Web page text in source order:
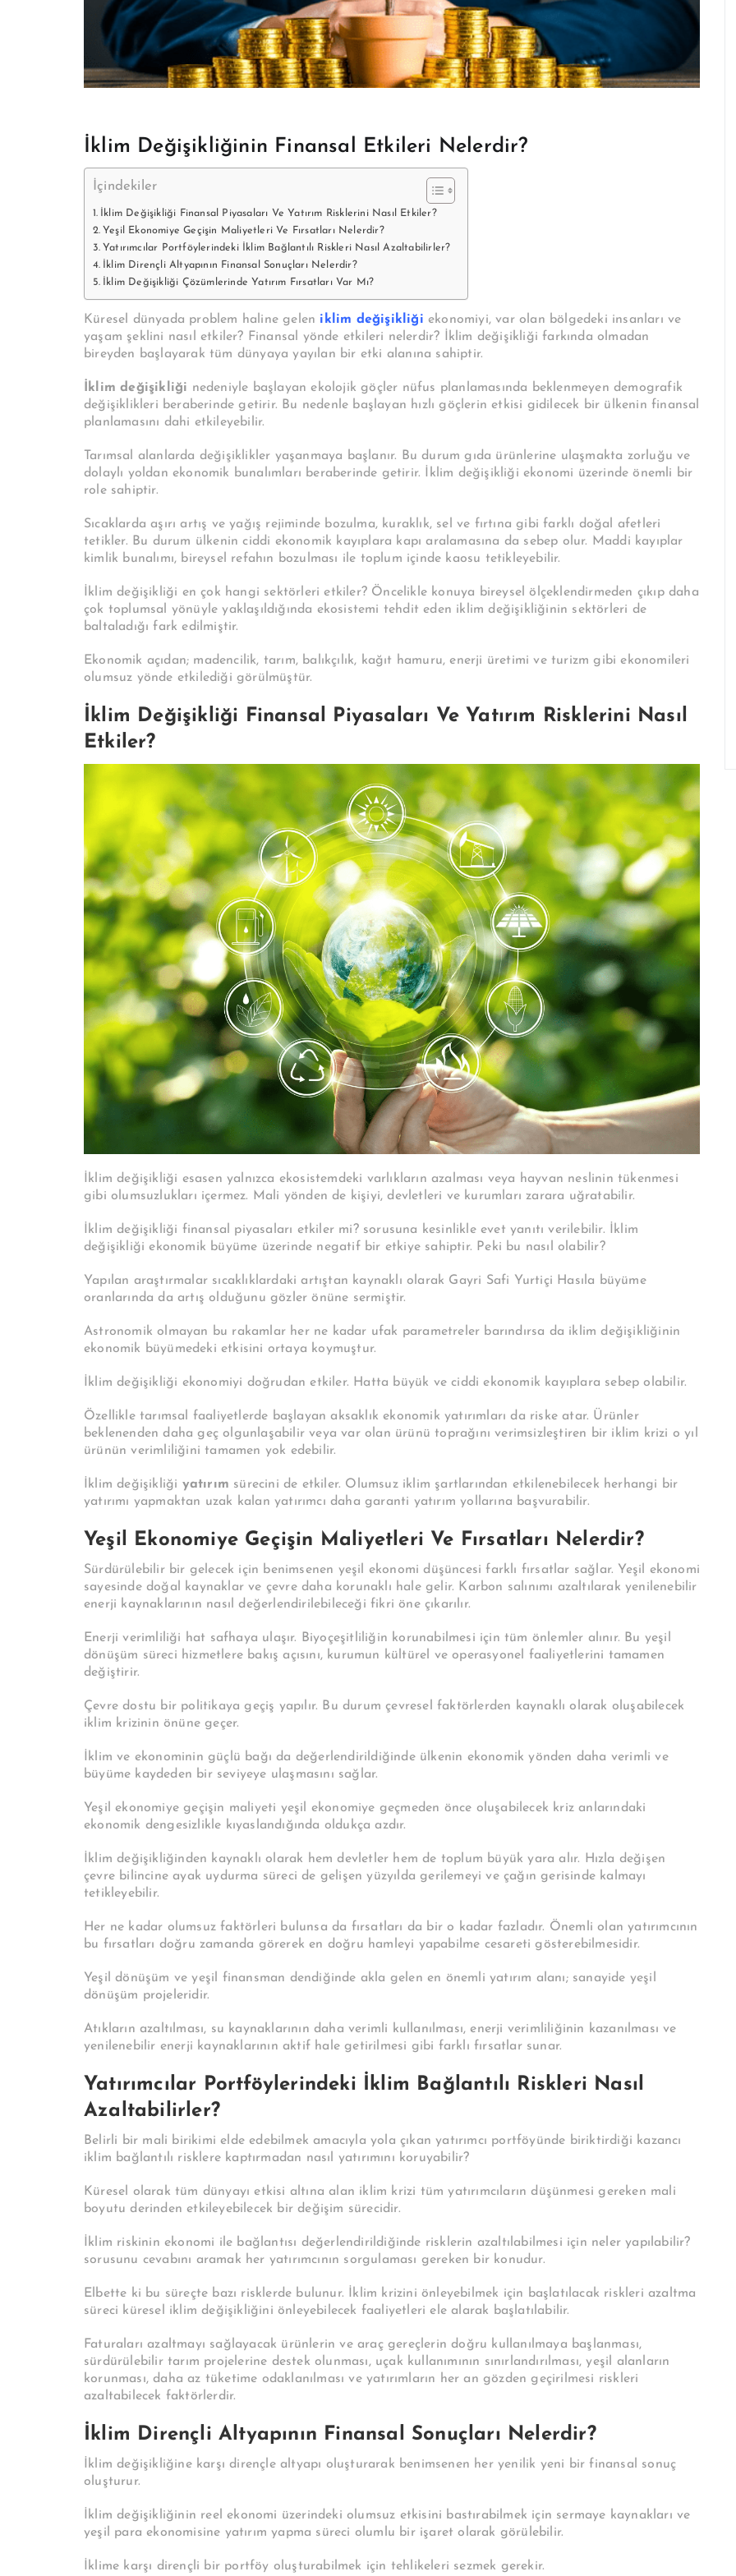
İklim Değişikliğinin Finansal Etkileri Nelerdir?
İçindekiler
İklim Değişikliği Finansal Piyasaları Ve Yatırım Risklerini Nasıl Etkiler?
Yeşil Ekonomiye Geçişin Maliyetleri Ve Fırsatları Nelerdir?
Yatırımcılar Portföylerindeki İklim Bağlantılı Riskleri Nasıl Azaltabilirler?
İklim Dirençli Altyapının Finansal Sonuçları Nelerdir?
İklim Değişikliği Çözümlerinde Yatırım Fırsatları Var Mı?
Küresel dünyada problem haline gelen iklim değişikliği ekonomiyi, var olan bölgedeki insanları ve
yaşam şeklini nasıl etkiler? Finansal yönde etkileri nelerdir? İklim değişikliği farkında olmadan
bireyden başlayarak tüm dünyaya yayılan bir etki alanına sahiptir.
İklim değişikliği nedeniyle başlayan ekolojik göçler nüfus planlamasında beklenmeyen demografik
değişiklikleri beraberinde getirir. Bu nedenle başlayan hızlı göçlerin etkisi gidilecek bir ülkenin finansal
planlamasını dahi etkileyebilir.
Tarımsal alanlarda değişiklikler yaşanmaya başlanır. Bu durum gıda ürünlerine ulaşmakta zorluğu ve
dolaylı yoldan ekonomik bunalımları beraberinde getirir. İklim değişikliği ekonomi üzerinde önemli bir
role sahiptir.
Sıcaklarda aşırı artış ve yağış rejiminde bozulma, kuraklık, sel ve fırtına gibi farklı doğal afetleri
tetikler. Bu durum ülkenin ciddi ekonomik kayıplara kapı aralamasına da sebep olur. Maddi kayıplar
kimlik bunalımı, bireysel refahın bozulması ile toplum içinde kaosu tetikleyebilir.
İklim değişikliği en çok hangi sektörleri etkiler? Öncelikle konuya bireysel ölçeklendirmeden çıkıp daha
çok toplumsal yönüyle yaklaşıldığında ekosistemi tehdit eden iklim değişikliğinin sektörleri de
baltaladığı fark edilmiştir.
Ekonomik açıdan; madencilik, tarım, balıkçılık, kağıt hamuru, enerji üretimi ve turizm gibi ekonomileri
olumsuz yönde etkilediği görülmüştür.
İklim Değişikliği Finansal Piyasaları Ve Yatırım Risklerini Nasıl
Etkiler?
İklim değişikliği esasen yalnızca ekosistemdeki varlıkların azalması veya hayvan neslinin tükenmesi
gibi olumsuzlukları içermez. Mali yönden de kişiyi, devletleri ve kurumları zarara uğratabilir.
İklim değişikliği finansal piyasaları etkiler mi? sorusuna kesinlikle evet yanıtı verilebilir. İklim
değişikliği ekonomik büyüme üzerinde negatif bir etkiye sahiptir. Peki bu nasıl olabilir?
Yapılan araştırmalar sıcaklıklardaki artıştan kaynaklı olarak Gayri Safi Yurtiçi Hasıla büyüme
oranlarında da artış olduğunu gözler önüne sermiştir.
Astronomik olmayan bu rakamlar her ne kadar ufak parametreler barındırsa da iklim değişikliğinin
ekonomik büyümedeki etkisini ortaya koymuştur.
İklim değişikliği ekonomiyi doğrudan etkiler. Hatta büyük ve ciddi ekonomik kayıplara sebep olabilir.
Özellikle tarımsal faaliyetlerde başlayan aksaklık ekonomik yatırımları da riske atar. Ürünler
beklenenden daha geç olgunlaşabilir veya var olan ürünü toprağını verimsizleştiren bir iklim krizi o yıl
ürünün verimliliğini tamamen yok edebilir.
İklim değişikliği yatırım sürecini de etkiler. Olumsuz iklim şartlarından etkilenebilecek herhangi bir
yatırımı yapmaktan uzak kalan yatırımcı daha garanti yatırım yollarına başvurabilir.
Yeşil Ekonomiye Geçişin Maliyetleri Ve Fırsatları Nelerdir?
Sürdürülebilir bir gelecek için benimsenen yeşil ekonomi düşüncesi farklı fırsatlar sağlar. Yeşil ekonomi
sayesinde doğal kaynaklar ve çevre daha korunaklı hale gelir. Karbon salınımı azaltılarak yenilenebilir
enerji kaynaklarının nasıl değerlendirilebileceği fikri öne çıkarılır.
Enerji verimliliği hat safhaya ulaşır. Biyoçeşitliliğin korunabilmesi için tüm önlemler alınır. Bu yeşil
dönüşüm süreci hizmetlere bakış açısını, kurumun kültürel ve operasyonel faaliyetlerini tamamen
değiştirir.
Çevre dostu bir politikaya geçiş yapılır. Bu durum çevresel faktörlerden kaynaklı olarak oluşabilecek
iklim krizinin önüne geçer.
İklim ve ekonominin güçlü bağı da değerlendirildiğinde ülkenin ekonomik yönden daha verimli ve
büyüme kaydeden bir seviyeye ulaşmasını sağlar.
Yeşil ekonomiye geçişin maliyeti yeşil ekonomiye geçmeden önce oluşabilecek kriz anlarındaki
ekonomik dengesizlikle kıyaslandığında oldukça azdır.
İklim değişikliğinden kaynaklı olarak hem devletler hem de toplum büyük yara alır. Hızla değişen
çevre bilincine ayak uydurma süreci de gelişen yüzyılda gerilemeyi ve çağın gerisinde kalmayı
tetikleyebilir.
Her ne kadar olumsuz faktörleri bulunsa da fırsatları da bir o kadar fazladır. Önemli olan yatırımcının
bu fırsatları doğru zamanda görerek en doğru hamleyi yapabilme cesareti gösterebilmesidir.
Yeşil dönüşüm ve yeşil finansman dendiğinde akla gelen en önemli yatırım alanı; sanayide yeşil
dönüşüm projeleridir.
Atıkların azaltılması, su kaynaklarının daha verimli kullanılması, enerji verimliliğinin kazanılması ve
yenilenebilir enerji kaynaklarının aktif hale getirilmesi gibi farklı fırsatlar sunar.
Yatırımcılar Portföylerindeki İklim Bağlantılı Riskleri Nasıl
Azaltabilirler?
Belirli bir mali birikimi elde edebilmek amacıyla yola çıkan yatırımcı portföyünde biriktirdiği kazancı
iklim bağlantılı risklere kaptırmadan nasıl yatırımını koruyabilir?
Küresel olarak tüm dünyayı etkisi altına alan iklim krizi tüm yatırımcıların düşünmesi gereken mali
boyutu derinden etkileyebilecek bir değişim sürecidir.
klim riskinin ekonomi ile bağlantısı değerlendirildiğinde risklerin azaltılabilmesi için neler yapılabilir?
sorusunu cevabını aramak her yatırımcının sorgulaması gereken bir konudur.
Elbette ki bu süreçte bazı risklerde bulunur. İklim krizini önleyebilmek için başlatılacak riskleri azaltma
süreci küresel iklim değişikliğini önleyebilecek faaliyetleri ele alarak başlatılabilir.
Faturaları azaltmayı sağlayacak ürünlerin ve araç gereçlerin doğru kullanılmaya başlanması,
sürdürülebilir tarım projelerine destek olunması, uçak kullanımının sınırlandırılması, yeşil alanların
korunması, daha az tüketime odaklanılması ve yatırımların her an gözden geçirilmesi riskleri
azaltabilecek faktörlerdir.
İklim Dirençli Altyapının Finansal Sonuçları Nelerdir?
İklim değişikliğine karşı dirençle altyapı oluşturarak benimsenen her yenilik yeni bir finansal sonuç
oluşturur.
İklim değişikliğinin reel ekonomi üzerindeki olumsuz etkisini bastırabilmek için sermaye kaynakları ve
yeşil para ekonomisine yatırım yapma süreci olumlu bir işaret olarak görülebilir.
İklime karşı dirençli bir portföy oluşturabilmek için tehlikeleri sezmek gerekir.